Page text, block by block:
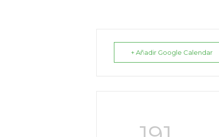
+ Añadir Google Calendar